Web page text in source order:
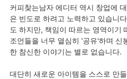
커피찾는남자 에디터 역시 창업에
은 빈도로 하려고 노력하고 있습니
도 하지만, 책임이 따르는 영역이기
조언들을 너무 열심히 '공유'하며 신
한 참신한 이야기는 별로 없습니다.
대단히 새로운 아이템을 스스로 만